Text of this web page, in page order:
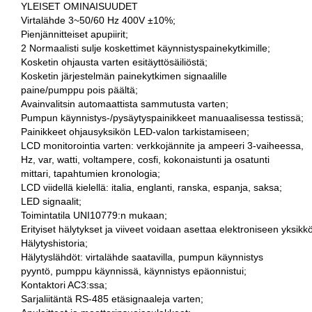
YLEISET OMINAISUUDET
Virtalähde 3~50/60 Hz 400V ±10%;
Pienjännitteiset apupiirit;
2 Normaalisti sulje koskettimet käynnistyspainekytkimille;
Kosketin ohjausta varten esitäyttösäiliöstä;
Kosketin järjestelmän painekytkimen signaalille
paine/pumppu pois päältä;
Avainvalitsin automaattista sammutusta varten;
Pumpun käynnistys-/pysäytyspainikkeet manuaalisessa testissä;
Painikkeet ohjausyksikön LED-valon tarkistamiseen;
LCD monitorointia varten: verkkojännite ja ampeeri 3-vaiheessa,
Hz, var, watti, voltampere, cosfi, kokonaistunti ja osatunti
mittari, tapahtumien kronologia;
LCD viidellä kielellä: italia, englanti, ranska, espanja, saksa;
LED signaalit;
Toimintatila UNI10779:n mukaan;
Erityiset hälytykset ja viiveet voidaan asettaa elektroniseen
Hälytyshistoria;
Hälytyslähdöt: virtalähde saatavilla, pumpun käynnistys
pyyntö, pumppu käynnissä, käynnistys epäonnistui;
Kontaktori AC3:ssa;
Sarjaliitäntä RS-485 etäsignaaleja varten;